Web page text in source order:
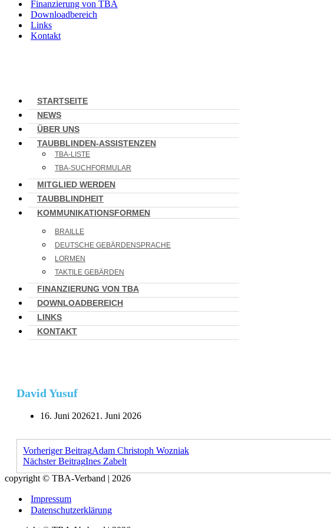
Finanzierung von TBA
Downloadbereich
Links
Kontakt
STARTSEITE
NEWS
ÜBER UNS
TAUBBLINDEN-ASSISTENZEN
TBA-LISTE
TBA-SUCHFORMULAR
MITGLIED WERDEN
TAUBBLINDHEIT
KOMMUNIKATIONSFORMEN
BRAILLE
DEUTSCHE GEBÄRDENSPRACHE
LORMEN
TAKTILE GEBÄRDEN
FINANZIERUNG VON TBA
DOWNLOADBEREICH
LINKS
KONTAKT
David Yusuf
16. Juni 202621. Juni 2026
Vorheriger BeitragAdam Christoph Wozniak
Nächster BeitragInes Zabelt
copyright © TBA-Verband | 2026
Impressum
Datenschutzerklärung